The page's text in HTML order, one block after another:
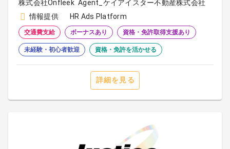
株式会社Onfleek Agent_ケイアイスター不動産株式会社
情報提供
HR Ads Platform
交通費支給 ボーナスあり 資格・免許取得支援あり
未経験・初心者歓迎 資格・免許を活かせる
詳細を見る